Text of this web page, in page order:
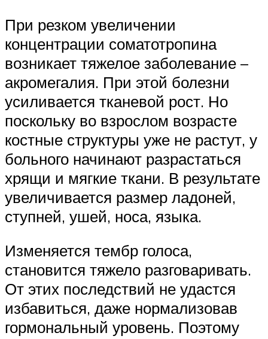
При резком увеличении
концентрации соматотропина
возникает тяжелое заболевание –
акромегалия. При этой болезни
усиливается тканевой рост. Но
поскольку во взрослом возрасте
костные структуры уже не растут, у
больного начинают разрастаться
хрящи и мягкие ткани. В результате
увеличивается размер ладоней,
ступней, ушей, носа, языка.
Изменяется тембр голоса,
становится тяжело разговаривать.
От этих последствий не удастся
избавиться, даже нормализовав
гормональный уровень. Поэтому